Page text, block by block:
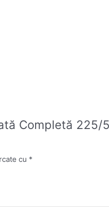
Completă 225/
cu *